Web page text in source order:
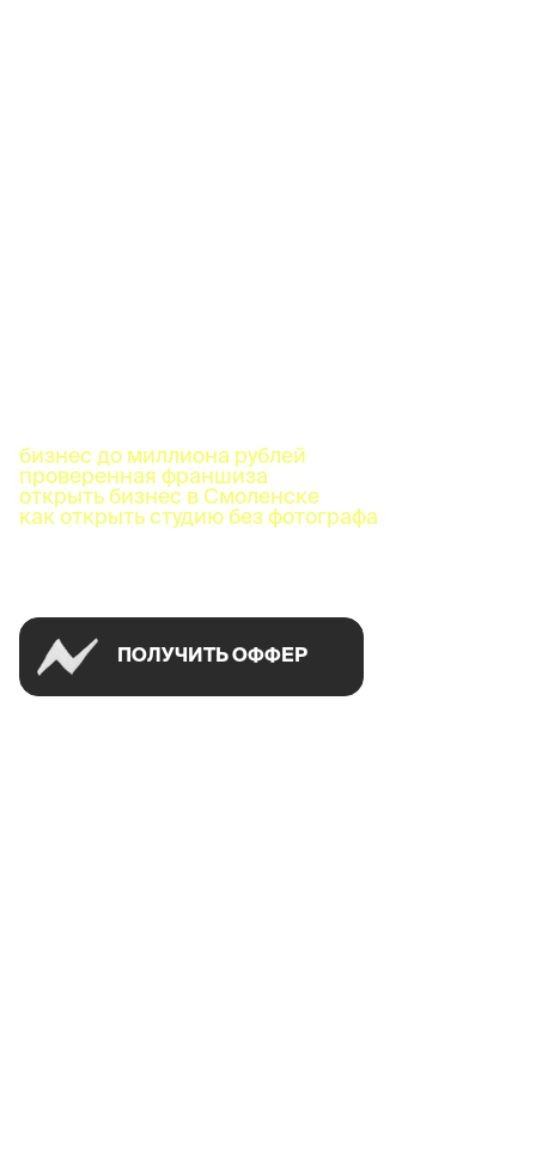
бизнес до миллиона рублей
проверенная франшиза
открыть бизнес в Смоленске
как открыть студию без фотографа
ПОЛУЧИТЬ ОФФЕР